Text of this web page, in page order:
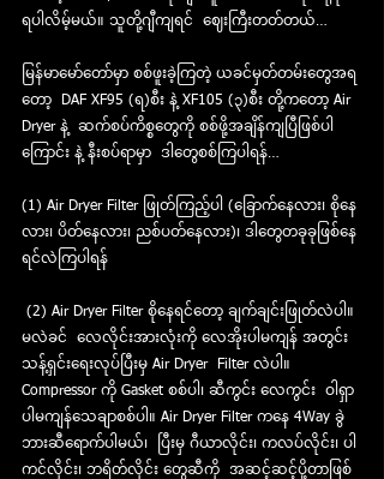
ရပါလိမ့်မယ်။ သူတို့ဂျီကျရင်  ဈေးကြီးတတ်တယ်…
မြန်မာမော်တော်မှာ စစ်ဖူးခဲ့ကြတဲ့ ယခင်မှတ်တမ်းတွေအရ
တော့  DAF XF95 (ရ)စီး နဲ့ XF105 (၃)စီး တို့ကတော့ Air
Dryer နဲ့  ဆက်စပ်ကိစ္စတွေကို စစ်ဖို့အချိန်ကျပြီဖြစ်ပါ
ကြောင်း နဲ့ နီးစပ်ရာမှာ  ဒါတွေစစ်ကြပါရန်…
(1) Air Dryer Filter ဖြုတ်ကြည့်ပါ (ခြောက်နေလား၊ စိုနေ
လား၊ ပိတ်နေလား၊ ညစ်ပတ်နေလား)၊ ဒါတွေတခုခုဖြစ်နေ
ရင်လဲကြပါရန်
မလဲခင်  လေလိုင်းအားလုံးကို လေအိုးပါမကျန် အတွင်း
သန့်ရှင်းရေးလုပ်ပြီးမှ Air Dryer  Filter လဲပါ။
Compressor ကို Gasket စစ်ပါ၊ ဆီကွင်း လေကွင်း  ဝါရှာ
ပါမကျန်သေချာစစ်ပါ။ Air Dryer Filter ကနေ 4Way ခွဲ
ဘားဆီရောက်ပါမယ်၊  ပြီးမှ ဂီယာလိုင်း၊ ကလပ်လိုင်း၊ ပါ
ကင်လိုင်း၊ ဘရိတ်လိုင်း တွေဆီကို  အဆင့်ဆင့်ပို့တာဖြစ်